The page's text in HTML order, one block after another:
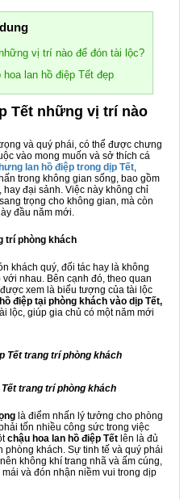
vị trí nào để đón tài lộc?
lan hồ điệp Tết đẹp
Tết những vị trí nào
và quý phái, có thể được chưng
vào mong muốn và sở thích cá
lan hồ điệp trong dịp Tết,
trong không gian sống, bao gồm
đại sảnh. Việc này không chỉ
trọng cho không gian, mà còn
đầu năm mới.
trí phòng khách
khách quý, đối tác hay là không
nhau. Bên cạnh đó, theo quan
xem là biểu tượng của tài lộc
điệp tại phòng khách vào dịp Tết,
lộc, giúp gia chủ có một năm mới
trang trí phòng khách
là điểm nhấn lý tưởng cho phòng
tốn nhiều công sức trong việc
chậu hoa lan hồ điệp Tết lên là đủ
khách. Sự tinh tế và quý phái
không khí trang nhã và ấm cúng,
và đón nhận niềm vui trong dịp